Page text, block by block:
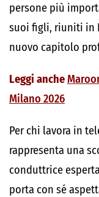
persone più
suoi figli, riuniti in
nuovo capitolo
Leggi anche
Milano 2026
Per chi lavora in
rappresenta una
conduttrice
porta con sé